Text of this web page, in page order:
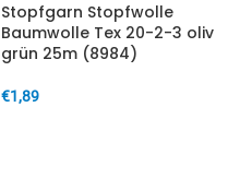
Stopfgarn Stopfwolle
Baumwolle Tex 20-2-3 oliv
grün 25m (8984)
€1,89